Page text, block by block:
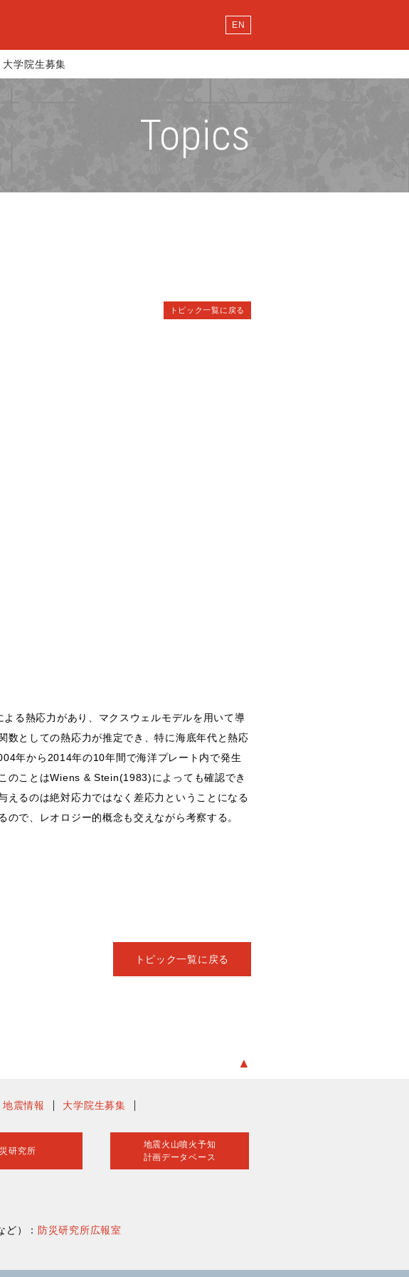
EN
大学院生募集
Topics
トピック一覧に戻る
る熱応力があり、マクスウェルモデルを用いて導
数としての熱応力が推定でき、特に海底年代と熱応
年から2014年の10年間で海洋プレート内で発生
のことはWiens & Stein(1983)によっても確認でき
えるのは絶対応力ではなく差応力ということになる
で、レオロジー的概念も交えながら考察する。
トピック一覧に戻る
▲
地震情報 大学院生募集
研究所
地震火山噴火予知
計画データベース
）： 防災研究所広報室